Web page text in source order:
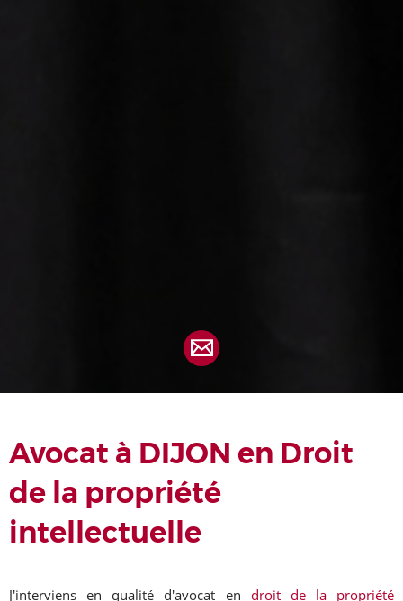
Avocat à DIJON en Droit
de la propriété
intellectuelle
J'interviens en qualité d'avocat en droit de la propriété